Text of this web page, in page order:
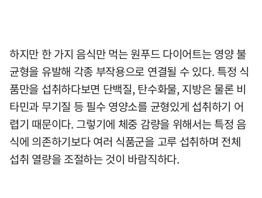
하지만 한 가지 음식만 먹는 원푸드 다이어트는 영양 불
균형을 유발해 각종 부작용으로 연결될 수 있다. 특정 식
품만을 섭취하다보면 단백질, 탄수화물, 지방은 물론 비
타민과 무기질 등 필수 영양소를 균형있게 섭취하기 어
렵기 때문이다. 그렇기에 체중 감량을 위해서는 특정 음
식에 의존하기보다 여러 식품군을 고루 섭취하며 전체
섭취 열량을 조절하는 것이 바람직하다.